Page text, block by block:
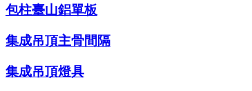
包柱臺山鋁單板
集成吊頂主骨間隔
集成吊頂燈具